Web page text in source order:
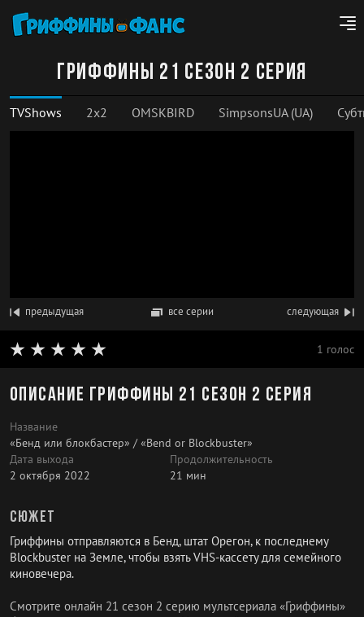
Гриффины 21 сезон 2 серия
TVShows 2x2 OMSKBIRD SimpsonsUA (UA)
предыдущая все серии следующая
1 голос
Описание Гриффины 21 сезон 2 серия
Название
«Бенд или блокбастер» / «Bend or Blockbuster»
Дата выхода
2 октября 2022
Продолжительность
21 мин
Сюжет
Гриффины отправляются в Бенд, штат Орегон, к последнему
Blockbuster на Земле, чтобы взять VHS-кассету для семейного
киновечера.
Смотрите онлайн 21 сезон 2 серию мультсериала «Гриффины»